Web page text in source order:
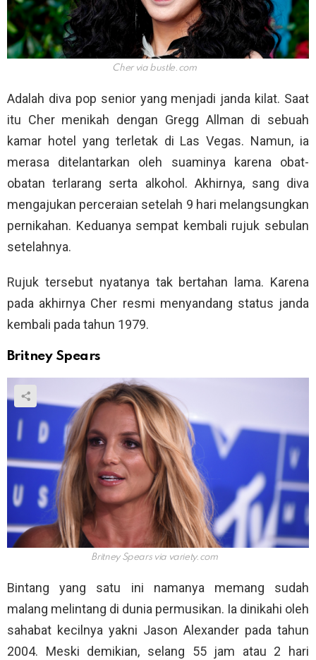
Cher via bustle.com
Adalah diva pop senior yang menjadi janda kilat. Saat
itu Cher menikah dengan Gregg Allman di sebuah
kamar hotel yang terletak di Las Vegas. Namun, ia
merasa ditelantarkan oleh suaminya karena obat-
obatan terlarang serta alkohol. Akhirnya, sang diva
mengajukan perceraian setelah 9 hari melangsungkan
pernikahan. Keduanya sempat kembali rujuk sebulan
setelahnya.
Rujuk tersebut nyatanya tak bertahan lama. Karena
pada akhirnya Cher resmi menyandang status janda
kembali pada tahun 1979.
Britney Spears
Britney Spears via variety.com
Bintang yang satu ini namanya memang sudah
malang melintang di dunia permusikan. Ia dinikahi oleh
sahabat kecilnya yakni Jason Alexander pada tahun
2004. Meski demikian, selang 55 jam atau 2 hari